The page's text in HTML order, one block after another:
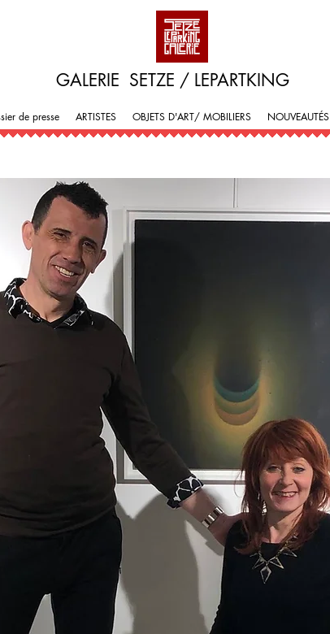
de presse ARTISTES OBJETS D'ART/ MOBILIERS NOUVEAUTÉS
GALERIE SETZE / LEPARTKING